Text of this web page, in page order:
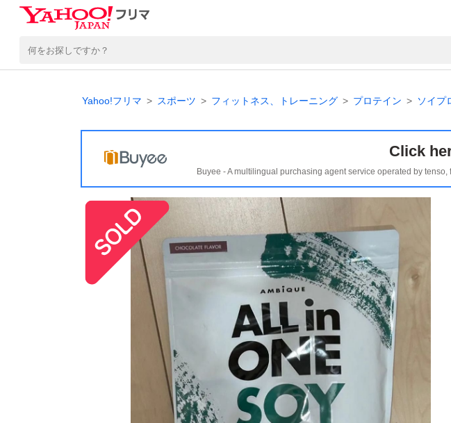
Yahoo!フリマ スポーツ フィットネス、トレーニング プロテイン ソイプ
Click
Buyee - A multilingual purchasing agent service operated by